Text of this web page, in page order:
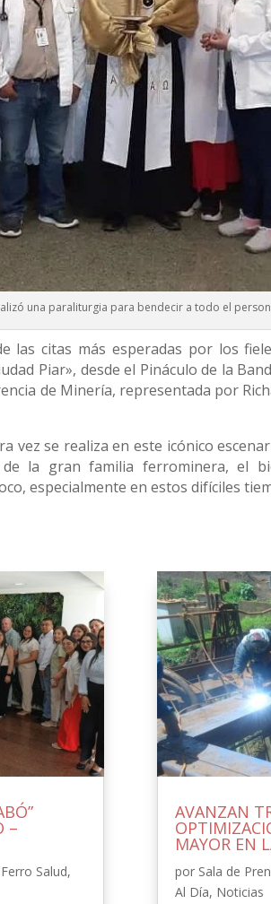
una paraliturgia para bendecir a todo el
las citas más esperadas por los
Piar», desde el Pináculo de la
de Minería, representada por
vez se realiza en este icónico
la gran familia ferrominera, el
especialmente en estos difíciles
–
Ferro Salud,
AVANZAN
MAYOR EN
por Sala de
Al Día, Noticias